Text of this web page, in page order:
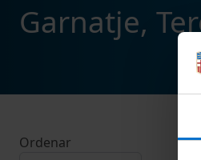
Garnatje,
Ordenar